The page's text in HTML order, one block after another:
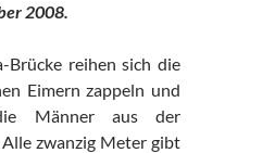
2008.
Brücke reihen sich die
Eimern zappeln und
Männer aus der
zwanzig Meter gibt